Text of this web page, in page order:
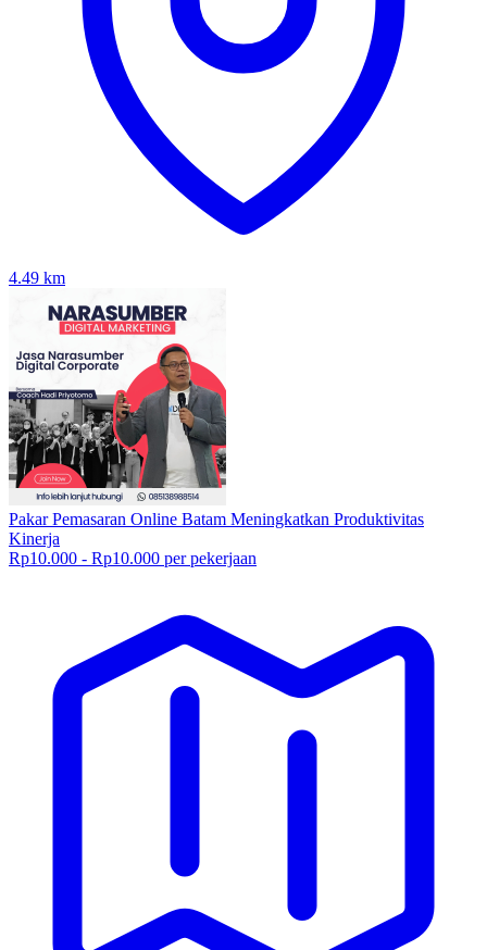
4.49 km
Pakar Pemasaran Online Batam Meningkatkan Produktivitas
Kinerja
Rp10.000 - Rp10.000 per pekerjaan